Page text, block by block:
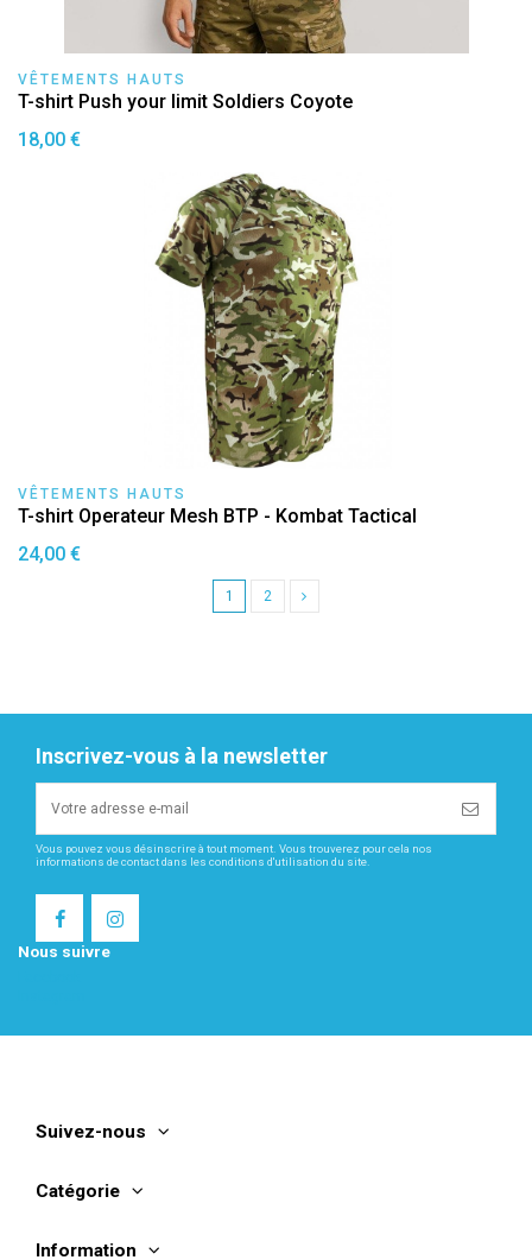
VÊTEMENTS HAUTS
T-shirt Push your limit Soldiers Coyote
18,00 €
VÊTEMENTS HAUTS
T-shirt Operateur Mesh BTP - Kombat Tactical
24,00 €
1 2
Inscrivez-vous à la newsletter
Vous pouvez vous désinscrire à tout moment. Vous trouverez pour cela nos
informations de contact dans les conditions d'utilisation du site.
Nous suivre
Catégorie
Information
Suivez-nous